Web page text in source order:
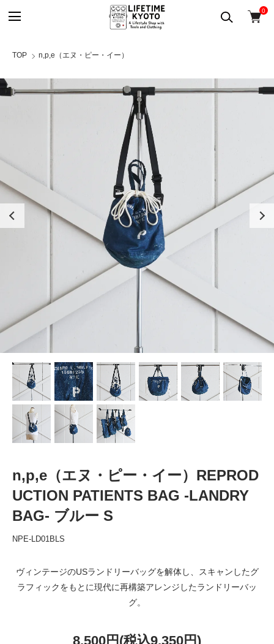
0
TOP n,p,e（エヌ・ピー・イー）
n,p,e（エヌ・ピー・イー）REPROD
UCTION PATIENTS BAG -LANDRY
BAG- ブルー S
NPE-LD01BLS
ヴィンテージのUSランドリーバッグを解体し、スキャンしたグ
ラフィックをもとに現代に再構築アレンジしたランドリーバッ
グ。
8,500円(税込9,350円)